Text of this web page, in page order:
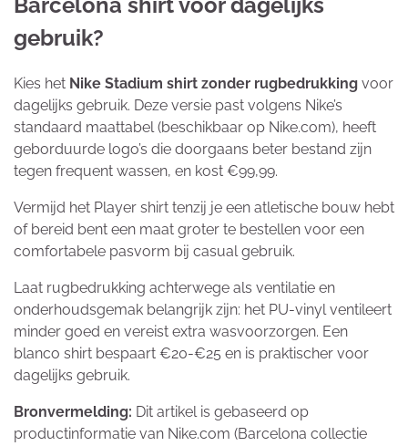
Barcelona shirt voor dagelijks
gebruik?
Kies het Nike Stadium shirt zonder rugbedrukking voor
dagelijks gebruik. Deze versie past volgens Nike’s
standaard maattabel (beschikbaar op Nike.com), heeft
geborduurde logo’s die doorgaans beter bestand zijn
tegen frequent wassen, en kost €99,99.
Vermijd het Player shirt tenzij je een atletische bouw hebt
of bereid bent een maat groter te bestellen voor een
comfortabele pasvorm bij casual gebruik.
Laat rugbedrukking achterwege als ventilatie en
onderhoudsgemak belangrijk zijn: het PU-vinyl ventileert
minder goed en vereist extra wasvoorzorgen. Een
blanco shirt bespaart €20-€25 en is praktischer voor
dagelijks gebruik.
Bronvermelding: Dit artikel is gebaseerd op
productinformatie van Nike.com (Barcelona collectie